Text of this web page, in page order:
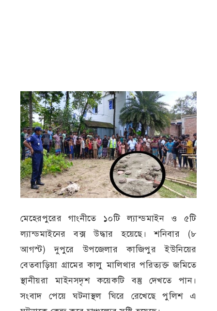
মেহেরপুরের গাংনীতে ১০টি ল্যান্ডমাইন ও ৫টি
ল্যান্ডমাইনের বক্স উদ্ধার হয়েছে। শনিবার (৮
আগস্ট) দুপুরে উপজেলার কাজিপুর ইউনিয়ের
বেতবাড়িয়া গ্রামের কালু মালিথার পরিত্যক্ত জমিতে
স্থানীয়রা মাইনসদৃশ কয়েকটি বস্তু দেখতে পান।
সংবাদ পেয়ে ঘটনাস্থল ঘিরে রেখেছে পুলিশ এ